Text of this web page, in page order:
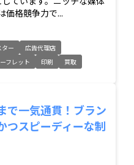
価格競争力で...
ター
広告代理店
フレット 印刷 買取
で一気通貫！ブラン
つスピーディーな制